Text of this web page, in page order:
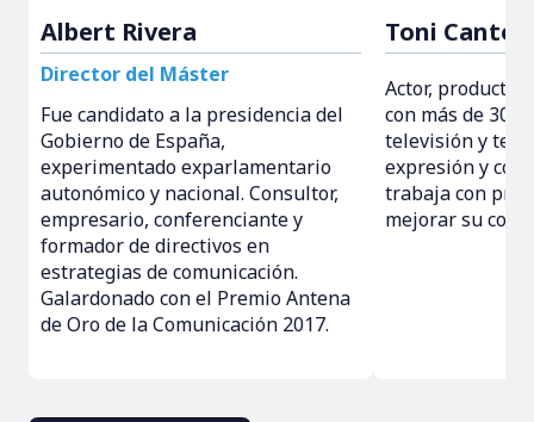
Albert Rivera
Director del Máster
Fue candidato a la presidencia del
Gobierno de España,
experimentado exparlamentario
autonómico y nacional. Consultor,
empresario, conferenciante y
formador de directivos en
estrategias de comunicación.
Galardonado con el Premio Antena
de Oro de la Comunicación 2017.
Toni Cantó
Actor,
con más de 30
televisión y
expresión y
trabaja con
mejorar su